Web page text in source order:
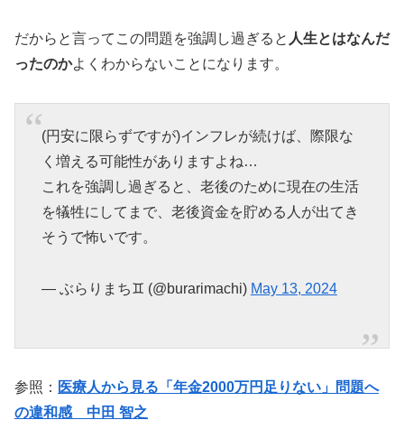
だからと言ってこの問題を強調し過ぎると 人生とはなんだ
ったのかよくわからないことになります。
(円安に限らずですが)インフレが続けば、際限な
く増える可能性がありますよね…
これを強調し過ぎると、老後のために現在の生活
を犠牲にしてまで、老後資金を貯める人が出てき
そうで怖いです。
— ぶらりまち♊️ (@burarimachi) May 13, 2024
参照： 医療人から見る「年金2000万円足りない」問題へ
の違和感 中田 智之